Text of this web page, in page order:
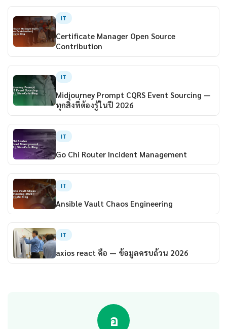
IT
Certificate Manager Open Source
Contribution
IT
Midjourney Prompt CQRS Event Sourcing —
ทุกสิ่งที่ต้องรู้ในปี 2026
IT
Go Chi Router Incident Management
IT
Ansible Vault Chaos Engineering
IT
axios react คือ — ข้อมูลครบถ้วน 2026
อ